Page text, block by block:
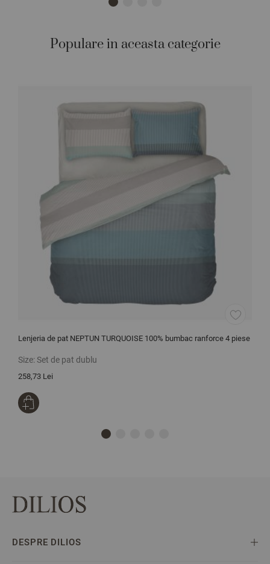
Populare in aceasta categorie
Lenjeria de pat NEPTUN TURQUOISE 100% bumbac ranforce 4 piese
Size:Set de pat dublu
258,73 Lei
DESPRE DILIOS